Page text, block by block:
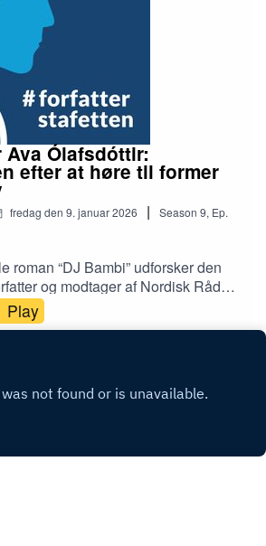
af alle.Redaktion &
Helles Olesen
Ava Ólafsdóttir:
efter at høre til former
fredag den 9. januar 2026 | Season 9, Ep.
roman “DJ Bambi” udforsker den
og modtager af Nordisk Råds
at blive skubbet ud af sin familie,
ad ventelisten til den operation,
for sit barnebarn og se mere til
Play